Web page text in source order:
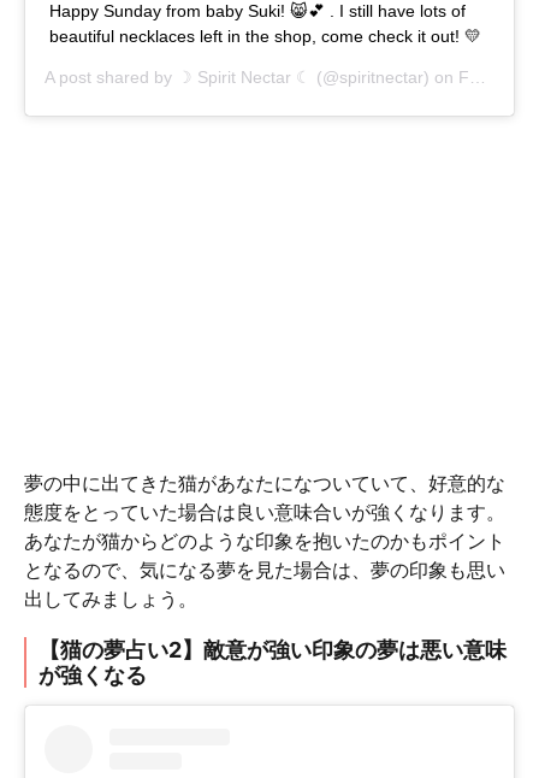
Happy Sunday from baby Suki! 😸💕 . I still have lots of
beautiful necklaces left in the shop, come check it out! 💛
A post shared by ☽ Spirit Nectar ☾ (@spiritnectar) on Feb 11, 2018 at 9:59am PST
夢の中に出てきた猫があなたになついていて、好意的な
態度をとっていた場合は良い意味合いが強くなります。
あなたが猫からどのような印象を抱いたのかもポイント
となるので、気になる夢を見た場合は、夢の印象も思い
出してみましょう。
【猫の夢占い2】敵意が強い印象の夢は悪い意味
が強くなる